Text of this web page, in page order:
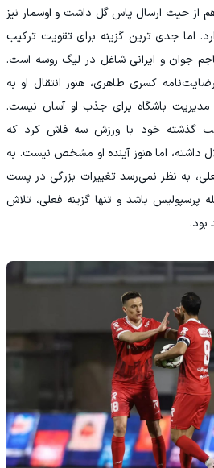
از حیث ارسال پاس گل داشت و اوسمار نیز
اما جدی ترین گزینه برای تقویت ترکیب
جوان و ایرانی شاغل در لیگ روسه است.
کسری طاهری، هنوز انتقال او به
باشگاه برای جذب او آسان نیست.
گذشته خود با ورزش سه فاش کرد که
داشته، اما هنوز آینده او مشخص نیست. به
به نظر نمی‌رسد تغییرات بزرگی در پست
پرسپولیس باشد و تنها گزینه فعلی، تلاش